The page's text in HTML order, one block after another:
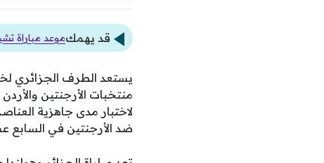
قد يهمكموعد مباراة
منتخبات الأرجنتين
لاختبار مدى جاهزية
ضد الأرجنتين في السابع